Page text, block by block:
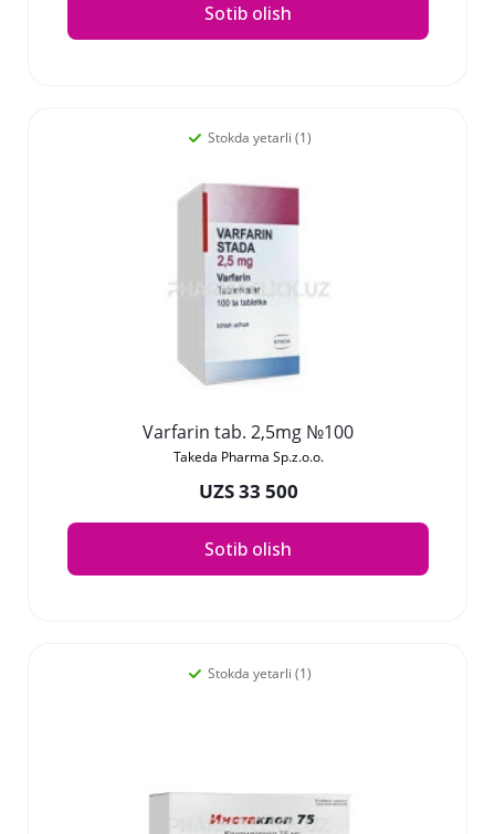
Sotib olish
Stokda yetarli (1)
Varfarin tab. 2,5mg №100
Takeda Pharma Sp.z.o.o.
UZS 33 500
Sotib olish
Stokda yetarli (1)